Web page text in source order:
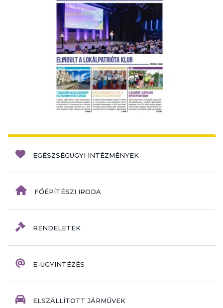
EGÉSZSÉGÜGYI INTÉZMÉNYEK
FŐÉPÍTÉSZI IRODA
RENDELETEK
E-ÜGYINTÉZÉS
ELSZÁLLÍTOTT JÁRMŰVEK